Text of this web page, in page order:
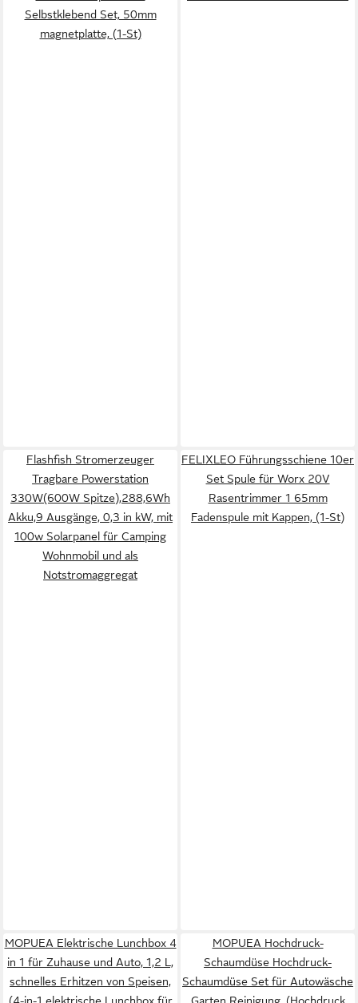
Selbstklebend Set, 50mm
magnetplatte, (1-St)
Flashfish Stromerzeuger
Tragbare Powerstation
330W(600W Spitze),288,6Wh
Akku,9 Ausgänge, 0,3 in kW, mit
100w Solarpanel für Camping
Wohnmobil und als
Notstromaggregat
FELIXLEO Führungsschiene 10er
Set Spule für Worx 20V
Rasentrimmer 1 65mm
Fadenspule mit Kappen, (1-St)
MOPUEA Elektrische Lunchbox 4
in 1 für Zuhause und Auto, 1,2 L,
schnelles Erhitzen von Speisen,
(4-in-1 elektrische Lunchbox für
MOPUEA Hochdruck-
Schaumdüse Hochdruck-
Schaumdüse Set für Autowäsche
Garten Reinigung, (Hochdruck